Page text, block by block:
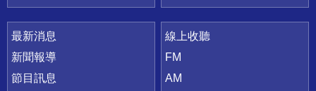
最新消息
新聞報導
節目訊息
線上收聽
FM
AM